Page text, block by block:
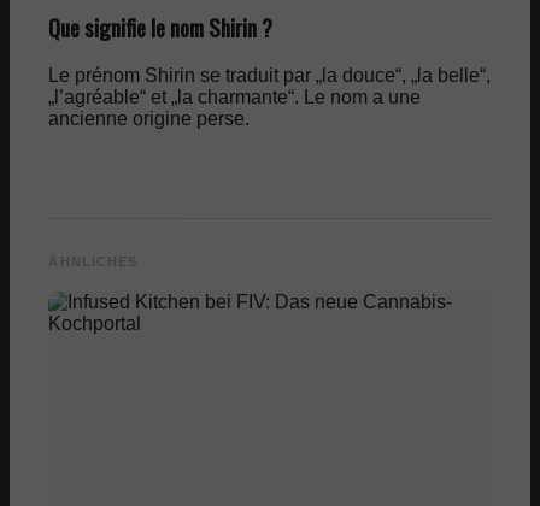
Que signifie le nom Shirin ?
Le prénom Shirin se traduit par „la douce“, „la belle“,
„l’agréable“ et „la charmante“. Le nom a une
ancienne origine perse.
ÄHNLICHES